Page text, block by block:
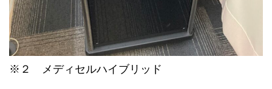
※２ メディセルハイブリッド